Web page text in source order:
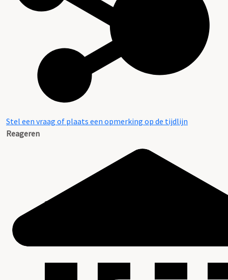
Stel een vraag of plaats een opmerking op de tijdlijn
Reageren